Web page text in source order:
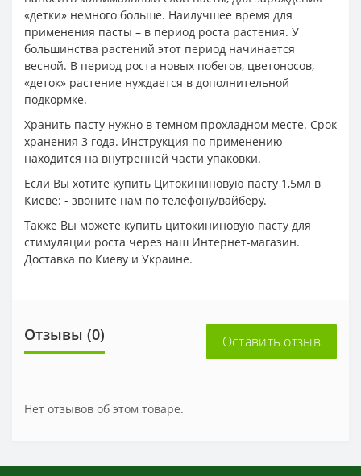
«детки» немного больше. Наилучшее время для
применения пасты – в период роста растения. У
большинства растений этот период начинается
весной. В период роста новых побегов, цветоносов,
«деток» растение нуждается в дополнительной
подкормке.
Хранить пасту нужно в темном прохладном месте. Срок
хранения 3 года. Инструкция по применению
находится на внутренней части упаковки.
Если Вы хотите купить Цитокининовую пасту 1,5мл в
Киеве: - звоните нам по телефону/вайберу.
Также Вы можете купить цитокининовую пасту для
стимуляции роста через наш Интернет-магазин.
Доставка по Киеву и Украине.
Отзывы (0) Оставить отзыв
Нет отзывов об этом товаре.